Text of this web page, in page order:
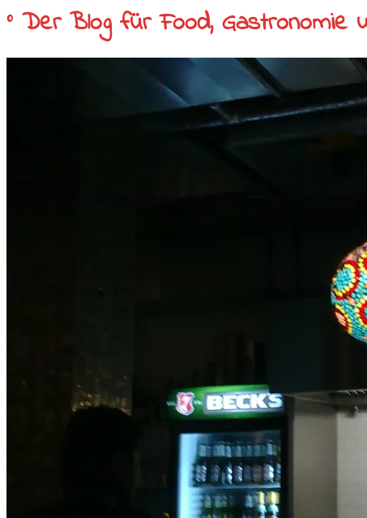
° Der Blog für Food, Gastronomie